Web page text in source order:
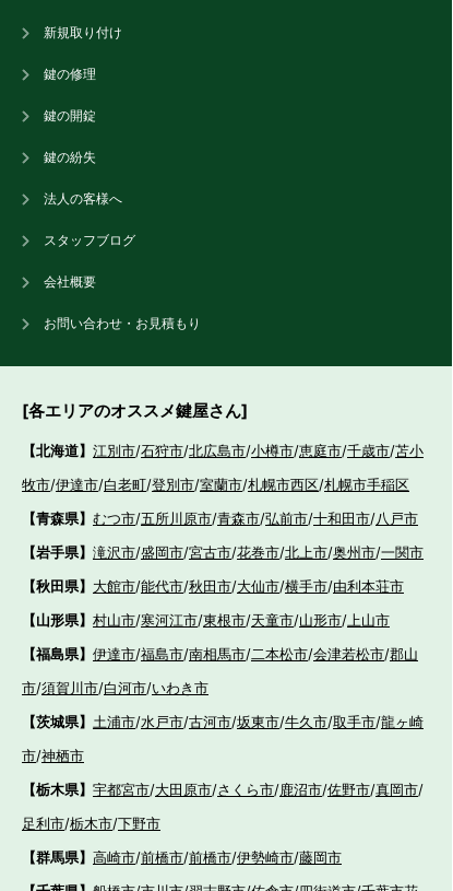
新規取り付け
鍵の修理
鍵の開錠
鍵の紛失
法人の客様へ
スタッフブログ
会社概要
お問い合わせ・お見積もり
[各エリアのオススメ鍵屋さん]
【北海道】 江別市/石狩市/北広島市/小樽市/恵庭市/千歳市/苫小
牧市/伊達市/白老町/登別市/室蘭市/札幌市西区/札幌市手稲区
【青森県】 むつ市/五所川原市/青森市/弘前市/十和田市/八戸市
【岩手県】 滝沢市/盛岡市/宮古市/花巻市/北上市/奥州市/一関市
【秋田県】 大館市/能代市/秋田市/大仙市/横手市/由利本荘市
【山形県】 村山市/寒河江市/東根市/天童市/山形市/ 上山市
【福島県】 伊達市/福島市/南相馬市/二本松市/会津若松市/郡山
市/須賀川市/白河市/いわき市
【茨城県】 土浦市/水戸市/古河市/坂東市/牛久市/取手市/龍ヶ崎
市/神栖市
【栃木県】 宇都宮市/大田原市/さくら市/鹿沼市/佐野市/真岡市/
足利市/栃木市/下野市
【群馬県】 高崎市/前橋市/前橋市/伊勢崎市/藤岡市